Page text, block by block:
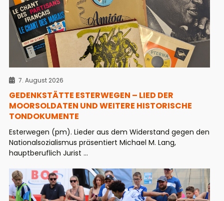
7. August 2026
GEDENKSTÄTTE ESTERWEGEN – LIED DER
MOORSOLDATEN UND WEITERE HISTORISCHE
TONDOKUMENTE
Esterwegen (pm). Lieder aus dem Widerstand gegen den
Nationalsozialismus präsentiert Michael M. Lang,
hauptberuflich Jurist ...